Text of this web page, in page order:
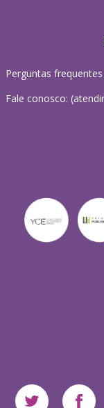
Perguntas frequentes
Fale conosco: